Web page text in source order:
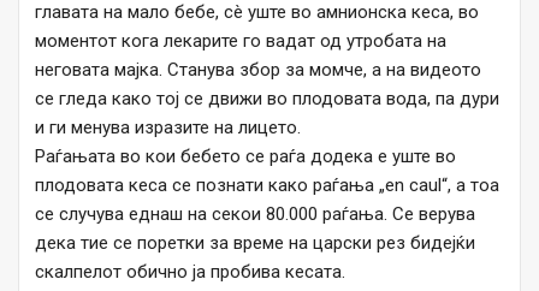
главата на мало бебе, сè уште во амнионска кеса, во
моментот кога лекарите го вадат од утробата на
неговата мајка. Станува збор за момче, а на видеото
се гледа како тој се движи во плодовата вода, па дури
и ги менува изразите на лицето.
Раѓањата во кои бебето се раѓа додека е уште во
плодовата кеса се познати како раѓања „en caul“, а тоа
се случува еднаш на секои 80.000 раѓања. Се верува
дека тие се поретки за време на царски рез бидејќи
скалпелот обично ја пробива кесата.